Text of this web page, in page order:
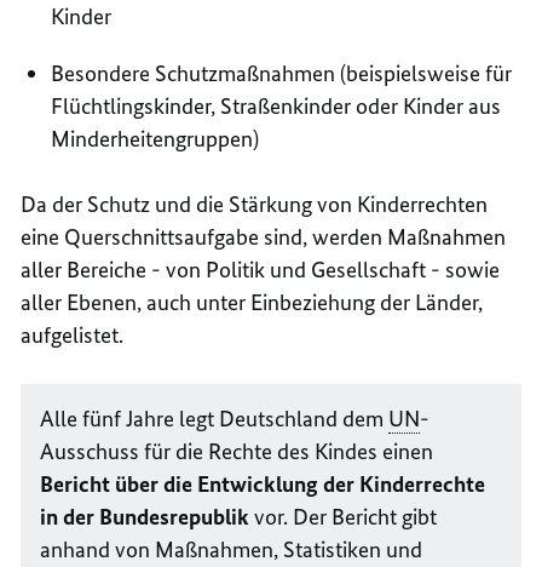
Kinder
Besondere Schutzmaßnahmen (beispielsweise für
Flüchtlingskinder, Straßenkinder oder Kinder aus
Minderheitengruppen)
Da der Schutz und die Stärkung von Kinderrechten
eine Querschnittsaufgabe sind, werden Maßnahmen
aller Bereiche - von Politik und Gesellschaft - sowie
aller Ebenen, auch unter Einbeziehung der Länder,
aufgelistet.
Alle fünf Jahre legt Deutschland dem UN-
Ausschuss für die Rechte des Kindes einen
Bericht über die Entwicklung der Kinderrechte
in der Bundesrepublikvor. Der Bericht gibt
anhand von Maßnahmen, Statistiken und